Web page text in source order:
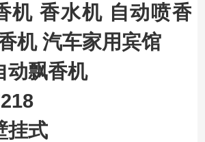
机 香水机 自动喷香
机 汽车家用宾馆
动飘香机
挂式